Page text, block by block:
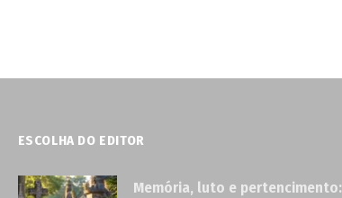
ESCOLHA DO EDITOR
Memória, luto e pertencimento: